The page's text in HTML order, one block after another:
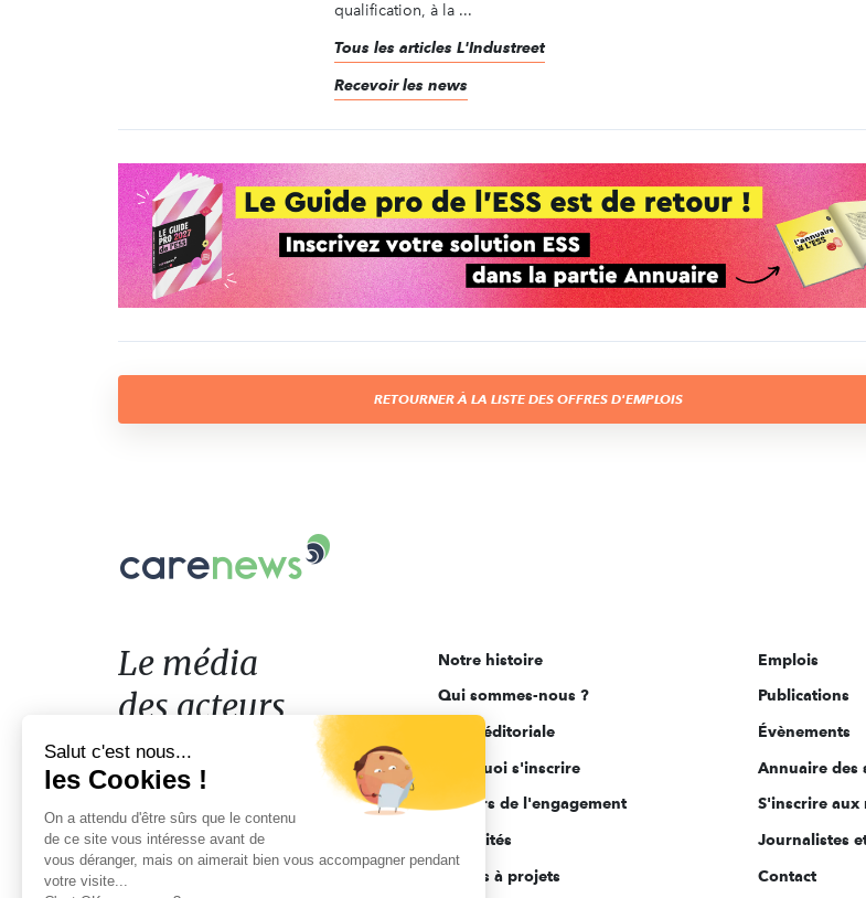
qualification, à la ...
Tous les articles L'Industreet
Recevoir les news
RETOURNER À LA LISTE DES OFFRES D'EMPLOIS
Le
acteurs
de
l'engagement
Le média
des acteurs
de l'engagement
Notre histoire
Qui sommes-nous ?
Ligne éditoriale
Pourquoi s'inscrire
Acteurs de l'engagement
Actualités
Appels à projets
Emplois
Publications
Évènements
Annuaire des
S'inscrire aux
Journalistes
Contact
Salut c'est nous...
les Cookies !
On a attendu d'être sûrs que le contenu
de ce site vous intéresse avant de
vous déranger, mais on aimerait bien vous accompagner pendant
votre visite...